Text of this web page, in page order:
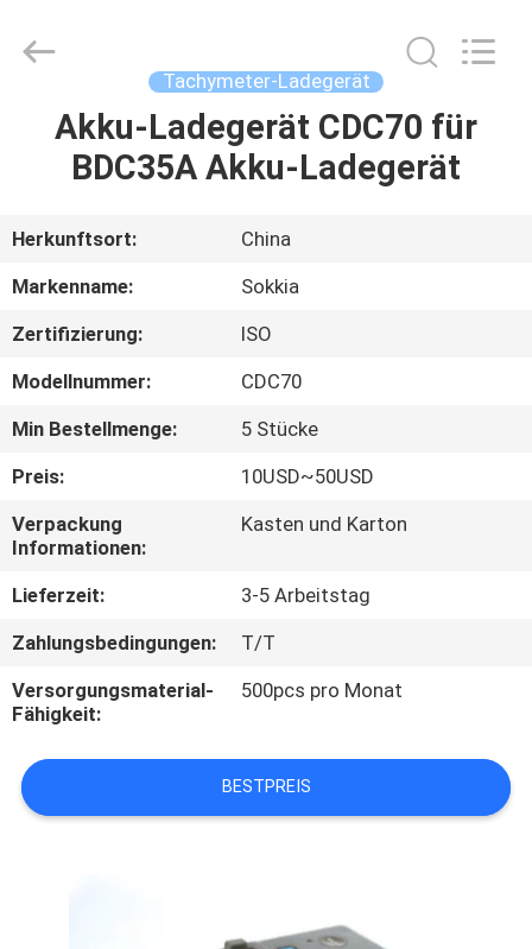
HAUS
ÜBER
UNS
FABRIK-
AUSFLUG
QUALITÄTSKONTROLLE
TRETEN
SIE
UNS
VERBINDUNG
Co.,Ltd.
Tachymeter-Ladegerät
Akku-Ladegerät CDC70 für
BDC35A Akku-Ladegerät
Herkunftsort:
China
Markenname:
Sokkia
Zertifizierung:
ISO
Modellnummer:
CDC70
Min Bestellmenge:
5 Stücke
Preis:
10USD~50USD
Verpackung
Informationen:
Kasten und Karton
Lieferzeit:
3-5 Arbeitstag
Zahlungsbedingungen:
T/T
Versorgungsmaterial-
Fähigkeit:
500pcs pro Monat
BESTPREIS